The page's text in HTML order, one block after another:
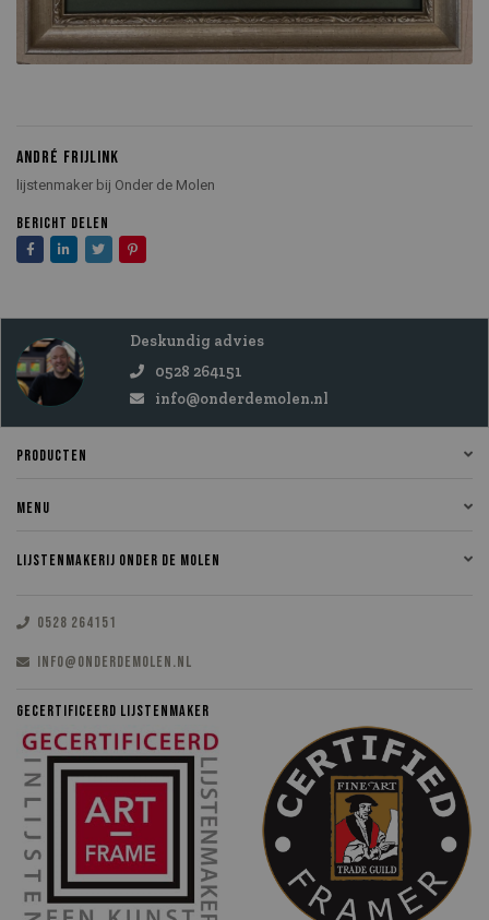
ANDRÉ FRIJLINK
lijstenmaker bij Onder de Molen
BERICHT DELEN
Deskundig advies
0528 264151
info@onderdemolen.nl
PRODUCTEN
MENU
LIJSTENMAKERIJ ONDER DE MOLEN
0528 264151
INFO@ONDERDEMOLEN.NL
GECERTIFICEERD LIJSTENMAKER